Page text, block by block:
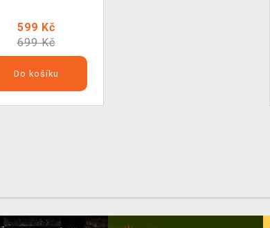
599 Kč
699 Kč
Do košíku